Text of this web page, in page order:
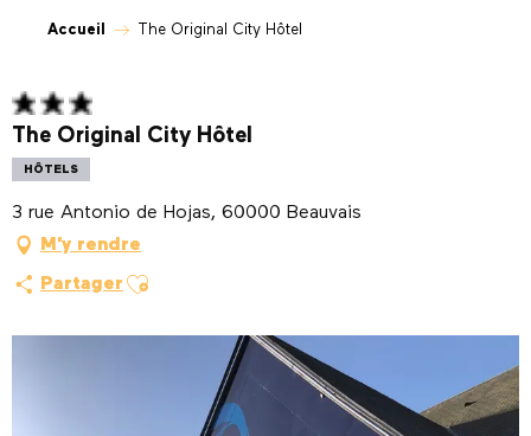
Accueil The Original City Hôtel
The Original City Hôtel
HÔTELS
3 rue Antonio de Hojas, 60000 Beauvais
M'y rendre
Partager Ajouter aux favoris